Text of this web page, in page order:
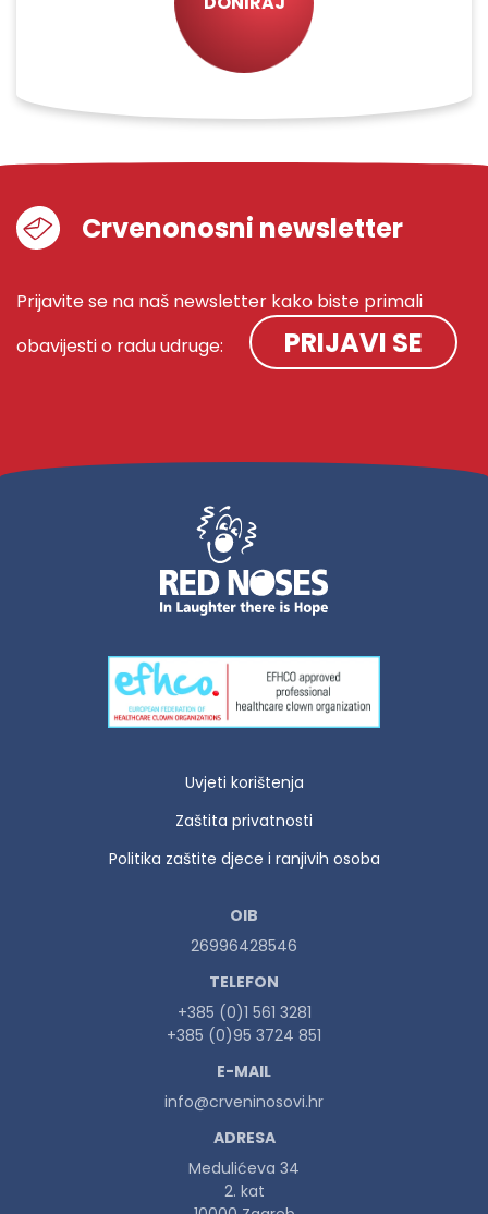
Crvenonosni newsletter
Prijavite se na naš newsletter kako biste primali
obavijesti o radu udruge:
PRIJAVI SE
Uvjeti korištenja
Zaštita privatnosti
Politika zaštite djece i ranjivih osoba
OIB
26996428546
TELEFON
+385 (0)1 561 3281
+385 (0)95 3724 851
E-MAIL
info@crveninosovi.hr
ADRESA
Medulićeva 34
2. kat